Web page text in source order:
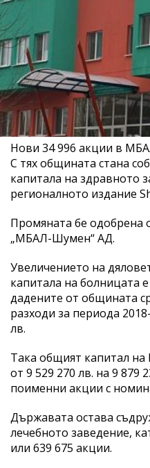
Нови 34 996 акции в
С тях общината стана
капитала на здравното
регионалното издание
Промяната бе одобрена
„МБАЛ-Шумен“ АД.
Увеличението на
капитала на болницата
дадените от общината
разходи за периода
лв.
Така общият капитал
от 9 529 270 лв. на 9 879
поименни акции с
Държавата остава
лечебното заведение,
или 639 675 акции.